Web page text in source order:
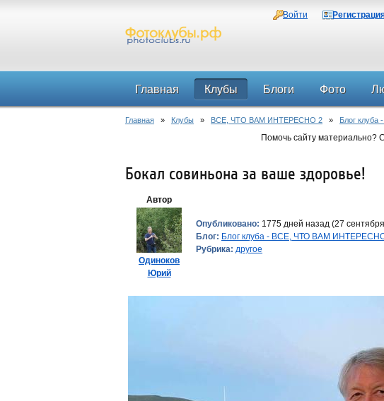
Войти
Главная Клубы Блоги Фото
Главная » Клубы » ВСЕ, ЧТО ВАМ ИНТЕРЕСНО 2 » Блог
Помочь сайту материально?
Бокал совиньона за ваше здоровье!
Автор
Одиноков
Юрий
Опубликовано: 1775 дней назад (27
Блог: Блог клуба - ВСЕ, ЧТО ВАМ
Рубрика: другое